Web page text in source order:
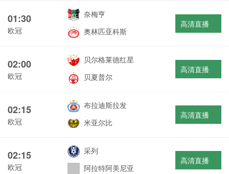
01:30
欧冠
奈梅亨
奥林匹亚科斯
高清直播
02:00
欧冠
贝尔格莱德红星
贝夏普尔
高清直播
02:15
欧冠
布拉迪斯拉发
米亚尔比
高清直播
02:15
欧冠
采列
阿拉特阿美尼亚
高清直播